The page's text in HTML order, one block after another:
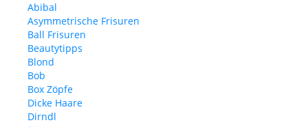
Abibal
Asymmetrische Frisuren
Ball Frisuren
Beautytipps
Blond
Bob
Box Zöpfe
Dicke Haare
Dirndl